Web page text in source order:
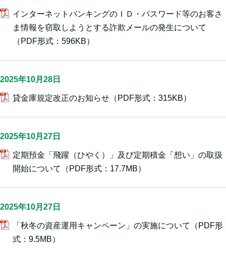
インターネットバンキングのＩＤ・パスワード等のお客さ
ま情報を窃取しようとする詐欺メールの発生について
（PDF形式：596KB）
2025年10月28日
貸金庫規定改正のお知らせ （PDF形式：315KB）
2025年10月27日
定期預金「飛躍（ひやく）」及び定期積金「想い」の取扱
開始について
（PDF形式：17.7MB）
2025年10月27日
「秋冬の資産運用キャンペーン」の実施について
（PDF形
式：9.5MB）